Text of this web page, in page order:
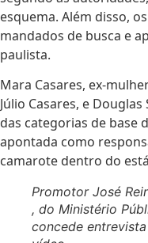
esquema. Além disso,
mandados de busca e
paulista.
Mara Casares, ex-
Júlio Casares, e
das categorias de base
apontada como
camarote dentro do
Promotor José
, do Ministério
concede